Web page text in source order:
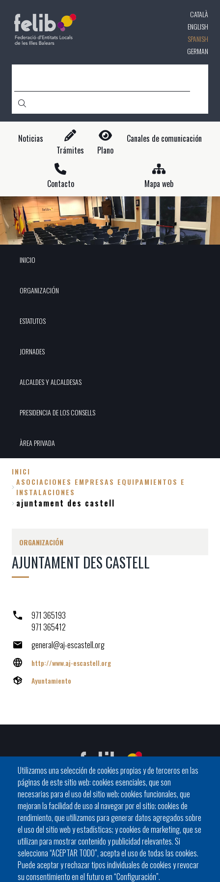
contenido
principal
CATALÀ
ENGLISH
SPANISH
GERMAN
Noticias
Trámites
Plano
Canales de comunicación
Contacto Mapa web
INICIO
ORGANIZACIÓN
ESTATUTOS
JORNADES
ALCALDES Y ALCALDESAS
PRESIDENCIA DE LOS CONSELLS
ÀREA PRIVADA
Sobrescribir
enlaces
la
navegación
INICI
ASOCIACIONES EMPRESAS EQUIPAMIENTOS E
INSTALACIONES
ajuntament des castell
ORGANIZACIÓN
AJUNTAMENT DES CASTELL
971 365193
971 365412
general@aj-escastell.org
http://www.aj-escastell.org
Ayuntamiento
Utilizamos una selección de cookies propias y de terceros en las
páginas de este sitio web: cookies esenciales, que son
necesarias para el uso del sitio web; cookies funcionales, que
mejoran la facilidad de uso al navegar por el sitio; cookies de
rendimiento, que utilizamos para generar datos agregados sobre
el uso del sitio web y estadísticas; y cookies de marketing, que se
utilizan para mostrar contenido y publicidad relevantes. Si
selecciona “ACEPTAR TODO”, acepta el uso de todas las cookies.
Puede aceptar y rechazar tipos individuales de cookies y revocar
su consentimiento en el futuro en “Configuración”.
C / General Riera, 111 07010 Palma
Phone 971 760911 - Fax 971 763102